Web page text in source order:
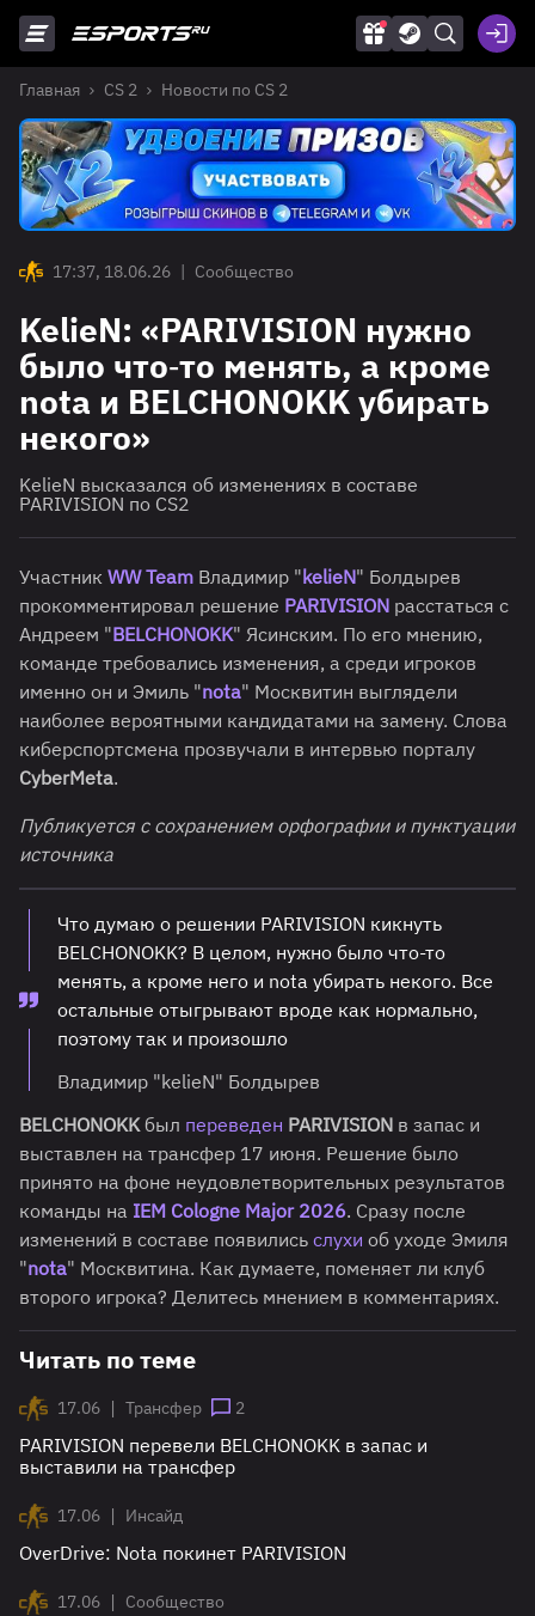
Главная CS 2 Новости по CS 2
17:37, 18.06.26 | Сообщество
KelieN: «PARIVISION нужно
было что‑то менять, а кроме
nota и BELCHONOKK убирать
некого»
KelieN высказался об изменениях в составе
PARIVISION по CS2
Участник WW Team Владимир "kelieN" Болдырев
прокомментировал решение PARIVISION расстаться с
Андреем "BELCHONOKK" Ясинским. По его мнению,
команде требовались изменения, а среди игроков
именно он и Эмиль "nota" Москвитин выглядели
наиболее вероятными кандидатами на замену. Слова
киберспортсмена прозвучали в интервью порталу
CyberMeta.
Публикуется с сохранением орфографии и пунктуации
источника
Что думаю о решении PARIVISION кикнуть
BELCHONOKK? В целом, нужно было что-то
менять, а кроме него и nota убирать некого. Все
остальные отыгрывают вроде как нормально,
поэтому так и произошло
Владимир "kelieN" Болдырев
BELCHONOKKбыл переведен PARIVISION в запас и
выставлен на трансфер 17 июня. Решение было
принято на фоне неудовлетворительных результатов
команды на IEM Cologne Major 2026. Сразу после
изменений в составе появились слухи об уходе Эмиля
"nota" Москвитина. Как думаете, поменяет ли клуб
второго игрока? Делитесь мнением в комментариях.
Читать по теме
17.06 | Трансфер 2
PARIVISION перевели BELCHONOKK в запас и
выставили на трансфер
17.06 | Инсайд
OverDrive: Nota покинет PARIVISION
17.06 | Сообщество